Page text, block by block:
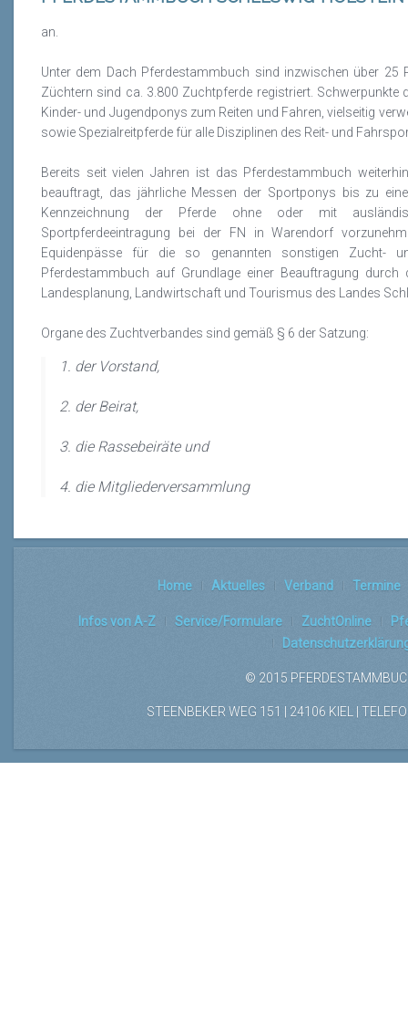
an.
Unter dem Dach Pferdestammbuch sind inzwischen über 25
Züchtern sind ca. 3.800 Zuchtpferde registriert.
Kinder- und Jugendponys zum Reiten und Fahren, vielseitig
sowie Spezialreitpferde für alle Disziplinen des Reit- und
Bereits seit vielen Jahren ist das Pferdestammbuch
beauftragt, das jährliche Messen der Sportponys bis zu
Kennzeichnung der Pferde ohne oder mit
Sportpferdeeintragung bei der FN in Warendorf
Equidenpässe für die so genannten sonstigen Zucht-
Pferdestammbuch auf Grundlage einer Beauftragung
Landesplanung, Landwirtschaft und Tourismus des Landes
Organe des Zuchtverbandes sind gemäß § 6 der Satzung:
1. der Vorstand,
2. der Beirat,
3. die Rassebeiräte und
4. die Mitgliederversammlung
Home Aktuelles Verband Termine
Infos von A-Z Service/Formulare ZuchtOnline
© 2015
STEENBEKER WEG 151 | 24106 KIEL |